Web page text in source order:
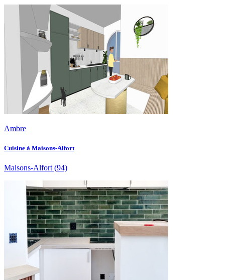
Ambre
Cuisine à Maisons-Alfort
Maisons-Alfort (94)